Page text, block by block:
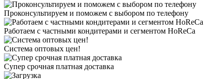
Проконсультируем и поможем с выбором по телефону
Работаем с частными кондитерами и сегментом HoReCa
Система оптовых цен!
Супер срочная платная доставка